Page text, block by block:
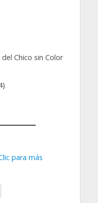
Chico sin Color
para más